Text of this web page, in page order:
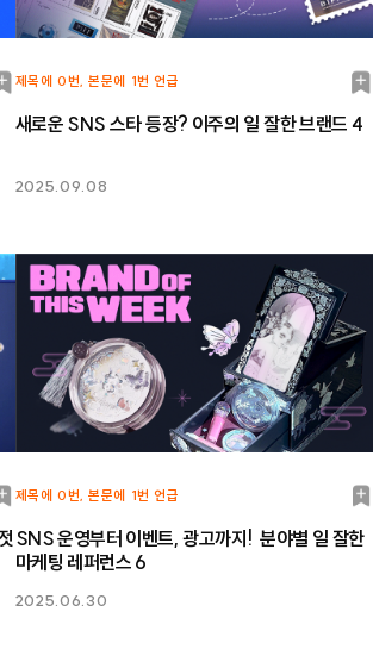
제목에 0번, 본문에 1번 언급
북
마
새로운 SNS 스타 등장? 이주의 일 잘한 브랜드 4
2025.09.08
제목에 0번, 본문에 1번 언급
북
마
SNS 운영부터 이벤트, 광고까지! 분야별 일 잘한
마케팅 레퍼런스 6
2025.06.30